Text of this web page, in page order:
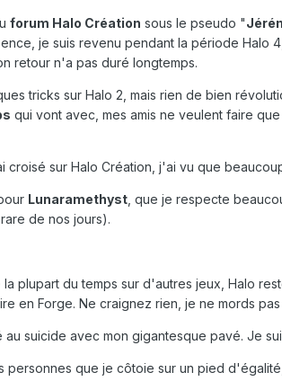
forum Halo Création sous le pseudo "
je suis revenu pendant la période
retour n'a pas duré longtemps.
tricks sur Halo 2, mais rien de bien
qui vont avec, mes amis ne veulent faire
croisé sur Halo Création, j'ai vu que
Lunaramethyst , que je respecte
de nos jours).
la plupart du temps sur d'autres jeux, Halo
en Forge. Ne craignez rien, je ne mords
suicide avec mon gigantesque pavé. Je
personnes que je côtoie sur un pied